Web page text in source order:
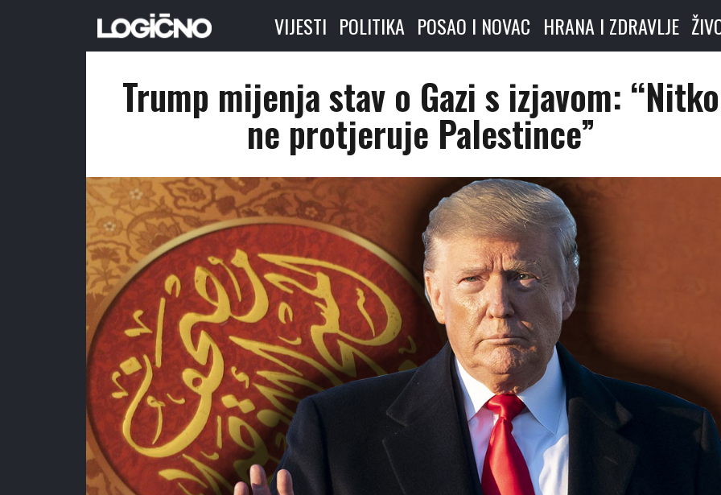
VIJESTI POLITIKA POSAO I NOVAC HRANA I ZDRAVLJE
Trump mijenja stav o Gazi s izjavom: “Nitko
ne protjeruje Palestince”